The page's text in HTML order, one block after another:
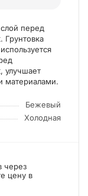
перед
Грунтовка
улучшает
материалами.
Бежевый
Холодная
через
цену в